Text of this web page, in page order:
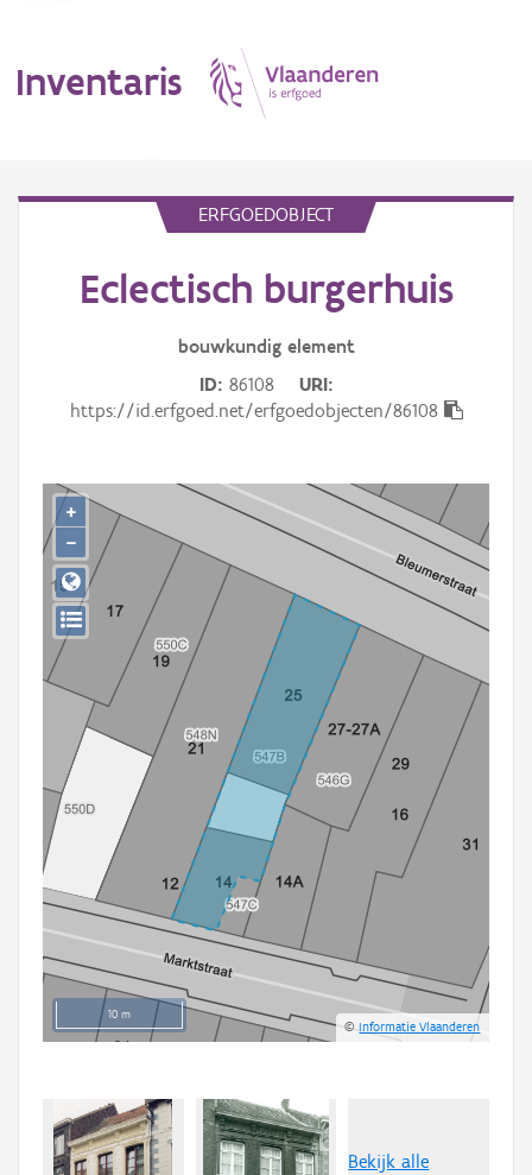
Inventaris
Erfgoedobject
Gebeurtenis
Persoon of collectief
Downloads
Hergebruik
Aanmelden
ERFGOEDOBJECT
Eclectisch burgerhuis
bouwkundig element
ID 86108
URI
https://id.erfgoed.net/erfgoedobjecten/86108
10 m
©Informatie Vlaanderen
+
−
Bekijk alle